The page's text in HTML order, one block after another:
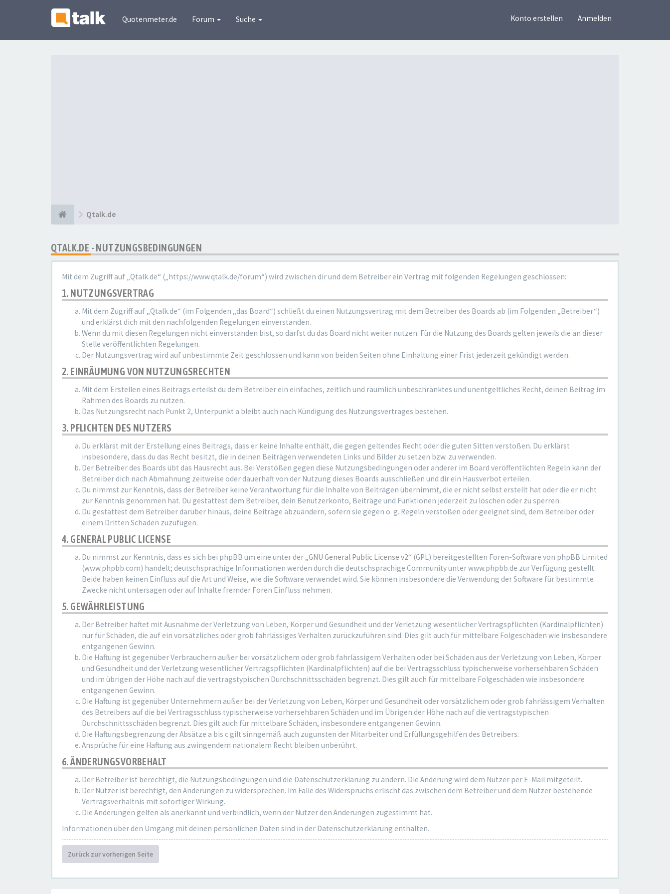
Quotenmeter.de Forum Suche Konto erstellen Anmelden
Qtalk.de
QTALK.DE - NUTZUNGSBEDINGUNGEN
Mit dem Zugriff auf „Qtalk.de“ („https://www.qtalk.de/forum“) wird zwischen dir und dem Betreiber ein Vertrag mit folgenden Regelungen geschlossen:
1. NUTZUNGSVERTRAG
Mit dem Zugriff auf „Qtalk.de“ (im Folgenden „das Board“) schließt du einen Nutzungsvertrag mit dem Betreiber des Boards ab (im Folgenden „Betreiber“)
und erklärst dich mit den nachfolgenden Regelungen einverstanden.
Wenn du mit diesen Regelungen nicht einverstanden bist, so darfst du das Board nicht weiter nutzen. Für die Nutzung des Boards gelten jeweils die an dieser
Stelle veröffentlichten Regelungen.
Der Nutzungsvertrag wird auf unbestimmte Zeit geschlossen und kann von beiden Seiten ohne Einhaltung einer Frist jederzeit gekündigt werden.
2. EINRÄUMUNG VON NUTZUNGSRECHTEN
Mit dem Erstellen eines Beitrags erteilst du dem Betreiber ein einfaches, zeitlich und räumlich unbeschränktes und unentgeltliches Recht, deinen Beitrag im
Rahmen des Boards zu nutzen.
Das Nutzungsrecht nach Punkt 2, Unterpunkt a bleibt auch nach Kündigung des Nutzungsvertrages bestehen.
3. PFLICHTEN DES NUTZERS
Du erklärst mit der Erstellung eines Beitrags, dass er keine Inhalte enthält, die gegen geltendes Recht oder die guten Sitten verstoßen. Du erklärst
insbesondere, dass du das Recht besitzt, die in deinen Beiträgen verwendeten Links und Bilder zu setzen bzw. zu verwenden.
Der Betreiber des Boards übt das Hausrecht aus. Bei Verstößen gegen diese Nutzungsbedingungen oder anderer im Board veröffentlichten Regeln kann der
Betreiber dich nach Abmahnung zeitweise oder dauerhaft von der Nutzung dieses Boards ausschließen und dir ein Hausverbot erteilen.
Du nimmst zur Kenntnis, dass der Betreiber keine Verantwortung für die Inhalte von Beiträgen übernimmt, die er nicht selbst erstellt hat oder die er nicht
zur Kenntnis genommen hat. Du gestattest dem Betreiber, dein Benutzerkonto, Beiträge und Funktionen jederzeit zu löschen oder zu sperren.
Du gestattest dem Betreiber darüber hinaus, deine Beiträge abzuändern, sofern sie gegen o. g. Regeln verstoßen oder geeignet sind, dem Betreiber oder
einem Dritten Schaden zuzufügen.
4. GENERAL PUBLIC LICENSE
Du nimmst zur Kenntnis, dass es sich bei phpBB um eine unter der „GNU General Public License v2“ (GPL) bereitgestellten Foren-Software von phpBB Limited
(www.phpbb.com) handelt; deutschsprachige Informationen werden durch die deutschsprachige Community unter www.phpbb.de zur Verfügung gestellt.
Beide haben keinen Einfluss auf die Art und Weise, wie die Software verwendet wird. Sie können insbesondere die Verwendung der Software für bestimmte
Zwecke nicht untersagen oder auf Inhalte fremder Foren Einfluss nehmen.
5. GEWÄHRLEISTUNG
Der Betreiber haftet mit Ausnahme der Verletzung von Leben, Körper und Gesundheit und der Verletzung wesentlicher Vertragspflichten (Kardinalpflichten)
nur für Schäden, die auf ein vorsätzliches oder grob fahrlässiges Verhalten zurückzuführen sind. Dies gilt auch für mittelbare Folgeschäden wie insbesondere
entgangenen Gewinn.
Die Haftung ist gegenüber Verbrauchern außer bei vorsätzlichem oder grob fahrlässigem Verhalten oder bei Schäden aus der Verletzung von Leben, Körper
und Gesundheit und der Verletzung wesentlicher Vertragspflichten (Kardinalpflichten) auf die bei Vertragsschluss typischerweise vorhersehbaren Schäden
und im übrigen der Höhe nach auf die vertragstypischen Durchschnittsschäden begrenzt. Dies gilt auch für mittelbare Folgeschäden wie insbesondere
entgangenen Gewinn.
Die Haftung ist gegenüber Unternehmern außer bei der Verletzung von Leben, Körper und Gesundheit oder vorsätzlichem oder grob fahrlässigem Verhalten
des Betreibers auf die bei Vertragsschluss typischerweise vorhersehbaren Schäden und im Übrigen der Höhe nach auf die vertragstypischen
Durchschnittsschäden begrenzt. Dies gilt auch für mittelbare Schäden, insbesondere entgangenen Gewinn.
Die Haftungsbegrenzung der Absätze a bis c gilt sinngemäß auch zugunsten der Mitarbeiter und Erfüllungsgehilfen des Betreibers.
Ansprüche für eine Haftung aus zwingendem nationalem Recht bleiben unberührt.
6. ÄNDERUNGSVORBEHALT
Der Betreiber ist berechtigt, die Nutzungsbedingungen und die Datenschutzerklärung zu ändern. Die Änderung wird dem Nutzer per E-Mail mitgeteilt.
Der Nutzer ist berechtigt, den Änderungen zu widersprechen. Im Falle des Widerspruchs erlischt das zwischen dem Betreiber und dem Nutzer bestehende
Vertragsverhältnis mit sofortiger Wirkung.
Die Änderungen gelten als anerkannt und verbindlich, wenn der Nutzer den Änderungen zugestimmt hat.
Informationen über den Umgang mit deinen persönlichen Daten sind in der Datenschutzerklärung enthalten.
Zurück zur vorherigen Seite